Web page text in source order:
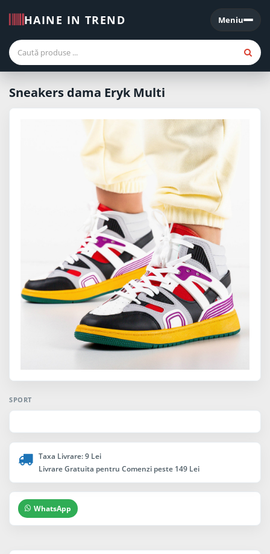
HAINE IN TREND Meniu
Meniu
Sneakers dama Eryk Multi
SPORT
Taxa Livrare: 9 Lei
Livrare Gratuita pentru Comenzi peste 149 Lei
WhatsApp